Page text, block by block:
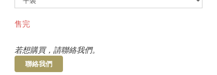
售完
若想購買，請聯絡我們。
聯絡我們